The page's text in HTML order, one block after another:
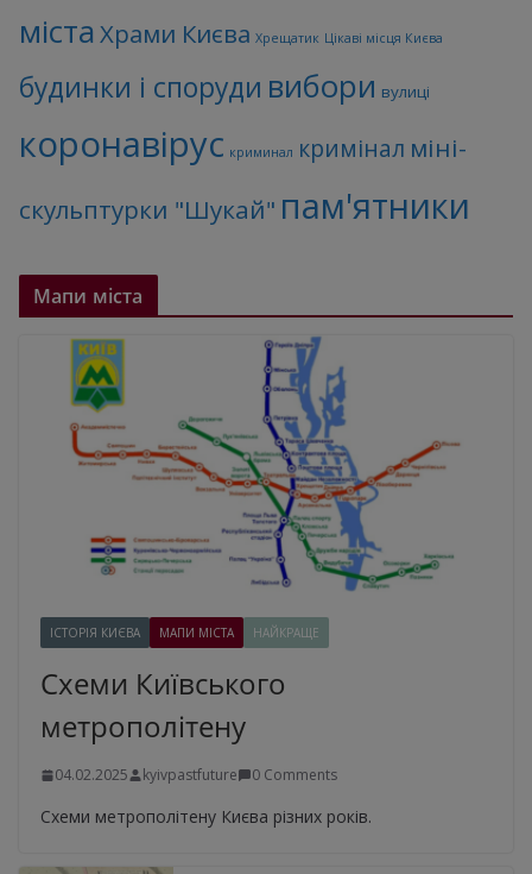
міста Храми Києва Хрещатик Цікаві місця Києва
будинки і споруди вибори вулиці
коронавірус криминал кримінал міні-
скульптурки "Шукай" пам'ятники
Мапи міста
ІСТОРІЯ КИЄВА МАПИ МІСТА НАЙКРАЩЕ
Схеми Київського
метрополітену
04.02.2025 kyivpastfuture 0 Comments
Схеми метрополітену Києва різних років.